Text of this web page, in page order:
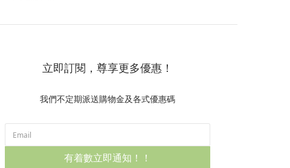
立即訂閱，尊享更多優惠！
我們不定期派送購物金及各式優惠碼
有着數立即通知！！